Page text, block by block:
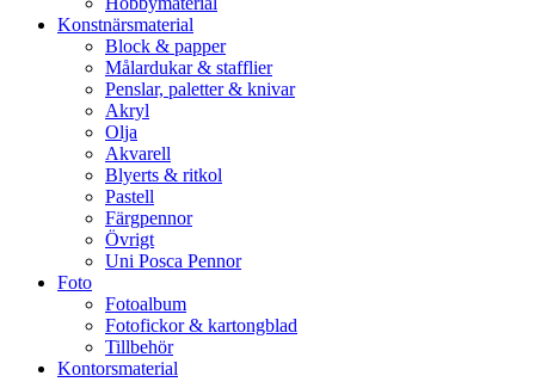
Konstnärsmaterial
Block & papper
Målardukar & stafflier
Penslar, paletter & knivar
Akryl
Olja
Akvarell
Blyerts & ritkol
Pastell
Färgpennor
Övrigt
Uni Posca Pennor
Foto
Fotoalbum
Fotofickor & kartongblad
Tillbehör
Kontorsmaterial